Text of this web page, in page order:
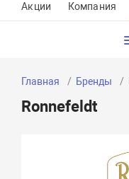
Акции Компания
Главная Бренды
Ronnefeldt